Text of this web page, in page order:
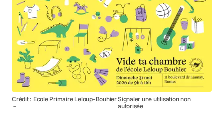
Crédit : Ecole Primaire Leloup-Bouhier
－
Signaler une utilisation non
autorisée